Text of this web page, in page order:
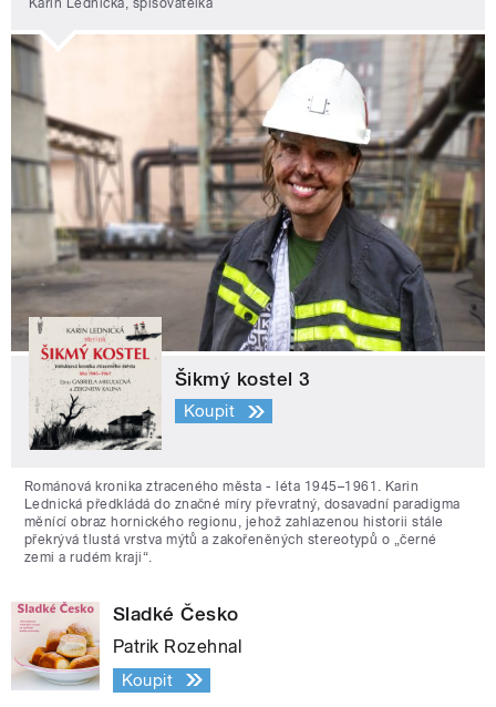
Karin Lednická, spisovatelka
Šikmý kostel 3
Koupit
Románová kronika ztraceného města - léta 1945–1961. Karin
Lednická předkládá do značné míry převratný, dosavadní paradigma
měnící obraz hornického regionu, jehož zahlazenou historii stále
překrývá tlustá vrstva mýtů a zakořeněných stereotypů o „černé
zemi a rudém kraji“.
Sladké Česko
Patrik Rozehnal
Koupit